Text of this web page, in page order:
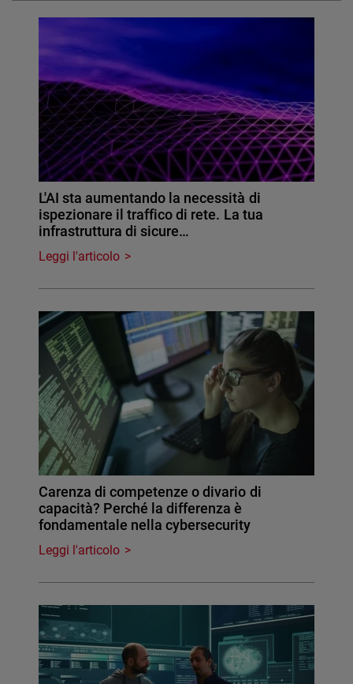
L'AI sta aumentando la necessità di
ispezionare il traffico di rete. La tua
infrastruttura di sicure…
Leggi l'articolo
Carenza di competenze o divario di
capacità? Perché la differenza è
fondamentale nella cybersecurity
Leggi l'articolo